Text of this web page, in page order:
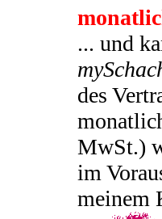
... und
des
MwSt.)
im
meinem